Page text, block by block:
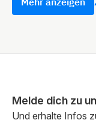
Melde dich zu
Und erhalte Infos